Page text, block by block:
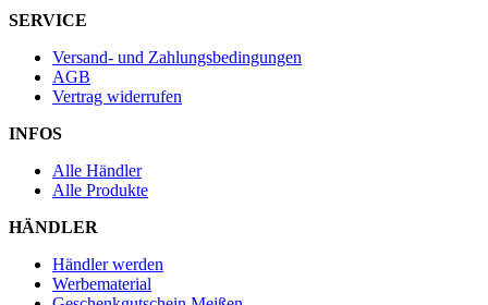
SERVICE
Versand- und Zahlungsbedingungen
AGB
Vertrag widerrufen
INFOS
Alle Händler
Alle Produkte
HÄNDLER
Händler werden
Werbematerial